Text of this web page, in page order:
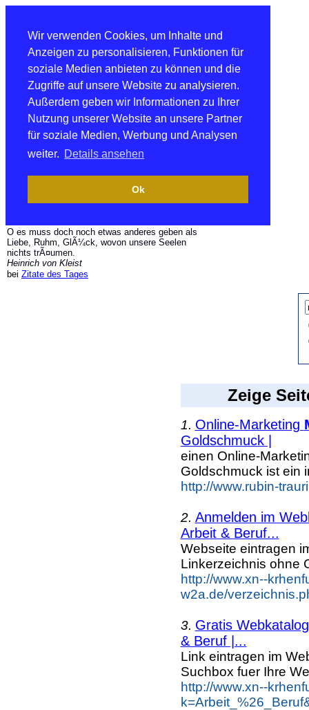
Wir verwenden Cookies, um Inhalte und
Anzeigen zu personalisieren, Funktionen für
soziale Medien anbieten zu können und die
Zugriffe auf unsere Website zu analysieren.
Außerdem geben wir Informationen zu Ihrer
Nutzung unserer Website an unsere Partner
für soziale Medien, Werbung und Analysen
weiter. Details ansehen
Ok
O es muss doch noch etwas anderes geben als
Liebe, Ruhm, GlÃ¼ck, wovon unsere Seelen
nichts trÃ¤umen.
Heinrich von Kleist
bei Zitate des Tages
Zeige
1. Online-Marketing
Goldschmuck |
einen Online-
Goldschmuck ist ein
http://www.rubin-
2. Anmelden im
Arbeit & Beruf...
Webseite eintragen
Linkerzeichnis ohne
http://www.xn--
w2a.de/
3. Gratis
& Beruf |...
Link eintragen im
Suchbox fuer Ihre
http://www.xn--